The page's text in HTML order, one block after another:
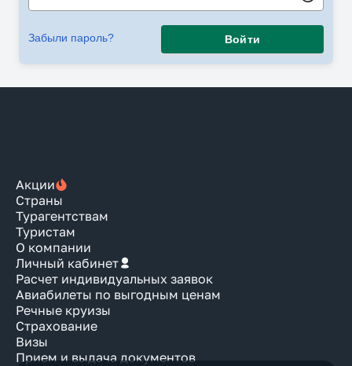
Забыли пароль? Войти
Акции
Страны
Турагентствам
Туристам
О компании
Личный кабинет
Расчет индивидуальных заявок
Авиабилеты по выгодным ценам
Речные круизы
Страхование
Визы
Прием и выдача документов